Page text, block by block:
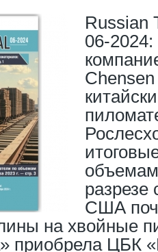
Russian
06-
объемам
разрезе
США
на хвойные
приобрела ЦБК